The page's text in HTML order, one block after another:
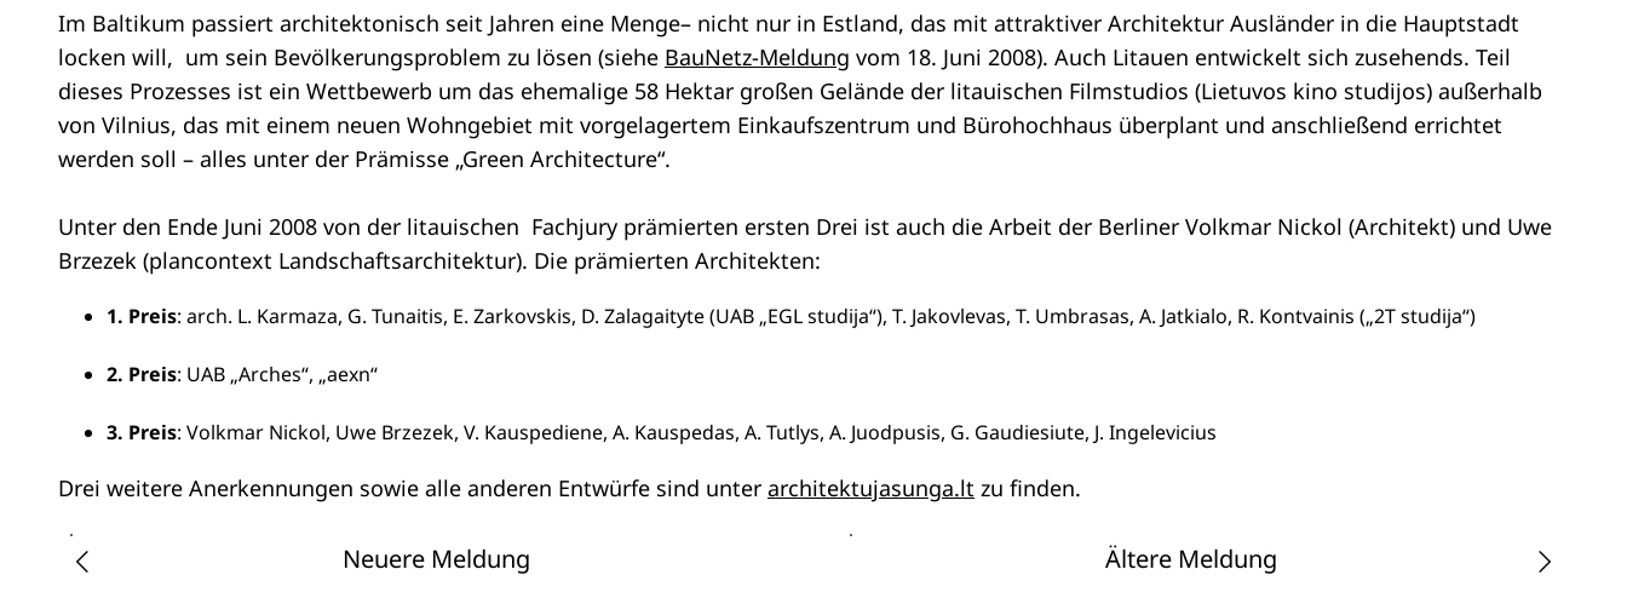
Im Baltikum passiert architektonisch seit Jahren eine Menge– nicht nur in Estland, das mit attraktiver Architektur Ausländer in die Hauptstadt
locken will, um sein Bevölkerungsproblem zu lösen (siehe BauNetz-Meldung vom 18. Juni 2008). Auch Litauen entwickelt sich zusehends. Teil
dieses Prozesses ist ein Wettbewerb um das ehemalige 58 Hektar großen Gelände der litauischen Filmstudios (Lietuvos kino studijos) außerhalb
von Vilnius, das mit einem neuen Wohngebiet mit vorgelagertem Einkaufszentrum und Bürohochhaus überplant und anschließend errichtet
werden soll – alles unter der Prämisse „Green Architecture“.
Unter den Ende Juni 2008 von der litauischen Fachjury prämierten ersten Drei ist auch die Arbeit der Berliner Volkmar Nickol (Architekt) und Uwe
Brzezek (plancontext Landschaftsarchitektur). Die prämierten Architekten:
1. Preis: arch. L. Karmaza, G. Tunaitis, E. Zarkovskis, D. Zalagaityte (UAB „EGL studija“), T. Jakovlevas, T. Umbrasas, A. Jatkialo, R. Kontvainis („2T studija“)
2. Preis: UAB „Arches“, „aexn“
3. Preis: Volkmar Nickol, Uwe Brzezek, V. Kauspediene, A. Kauspedas, A. Tutlys, A. Juodpusis, G. Gaudiesiute, J. Ingelevicius
Drei weitere Anerkennungen sowie alle anderen Entwürfe sind unter architektujasunga.lt zu finden.
Neuere Meldung Ältere Meldung